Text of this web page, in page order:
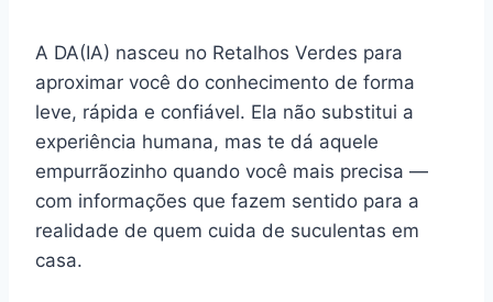
A DA(IA) nasceu no Retalhos Verdes para
aproximar você do conhecimento de forma
leve, rápida e confiável. Ela não substitui a
experiência humana, mas te dá aquele
empurrãozinho quando você mais precisa —
com informações que fazem sentido para a
realidade de quem cuida de suculentas em
casa.